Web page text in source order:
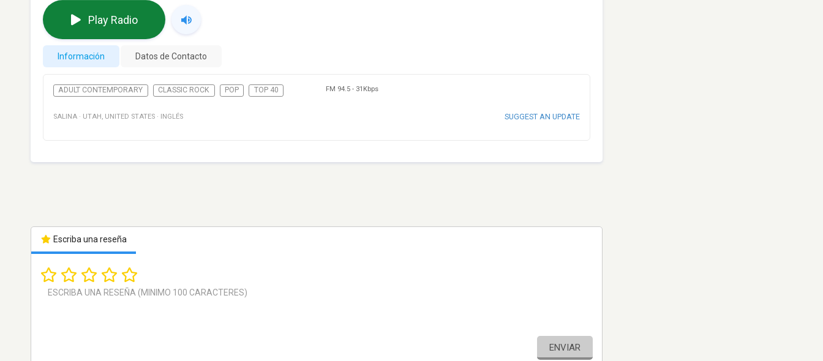
Play Radio
Información Datos de Contacto
ADULT CONTEMPORARY CLASSIC ROCK POP TOP 40 FM 94.5 - 31Kbps
SALINA · UTAH , UNITED STATES · INGLÉS SUGGEST AN UPDATE
Escriba una reseña
ENVIAR